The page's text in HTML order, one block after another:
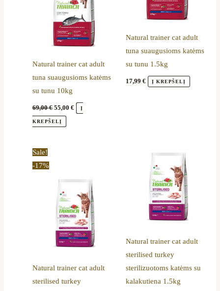
Natural trainer cat adult
tuna suaugusioms katėms
su tunu 10kg
69,00€ 55,00€ Į
KREPŠELĮ
Natural trainer cat adult
tuna suaugusioms katėms
su tunu 1.5kg
17,99 € Į KREPŠELĮ
Sale!
-17%
Natural trainer cat adult
sterilised turkey
Natural trainer cat adult
sterilised turkey
sterilizuotoms katėms su
kalakutiena 1.5kg